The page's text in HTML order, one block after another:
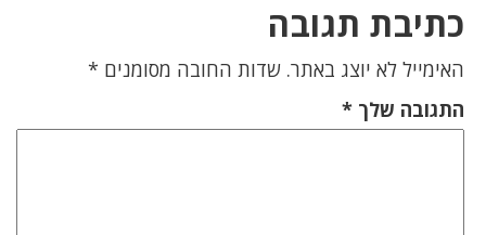
כתיבת תגובה
האימייל לא יוצג באתר. שדות החובה מסומנים *
התגובה שלך *